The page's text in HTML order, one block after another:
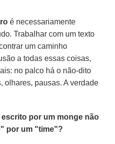
é necessariamente
Trabalhar com um texto
um caminho
a todas essas coisas,
no palco há o não-dito
olhares, pausas. A verdade
por um monge não
por um "time"?